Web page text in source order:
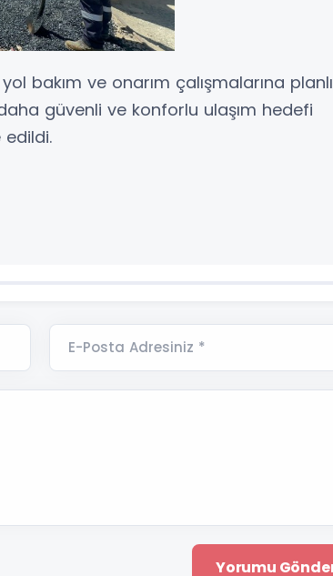
bakım ve onarım çalışmalarına planlı
güvenli ve konforlu ulaşım hedefi
E-Posta Adresiniz *